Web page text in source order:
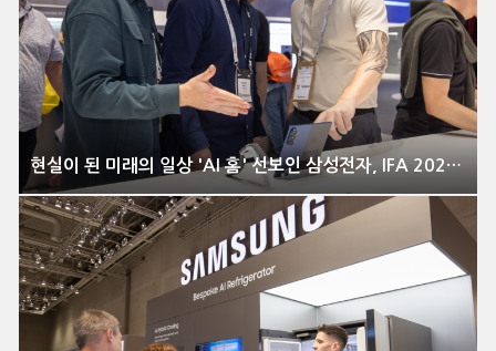
현실이 된 미래의 일상 'AI 홈' 선보인 삼성전자, IFA 2025 이모저모